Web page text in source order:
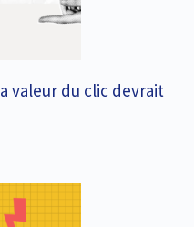
valeur du clic devrait